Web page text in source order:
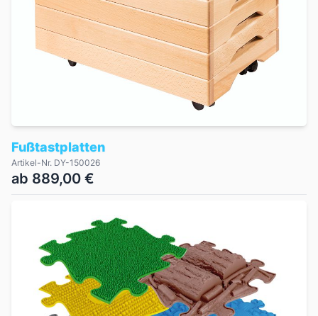
Fußtastplatten
Artikel-Nr. DY-150026
ab 889,00 €